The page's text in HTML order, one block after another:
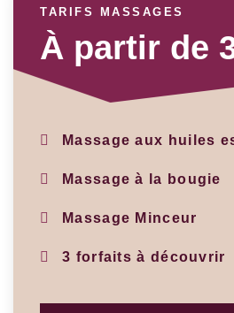
TARIFS MASSAGES
À partir de
Massage aux huiles
Massage à la bougie
Massage Minceur
3 forfaits à découvrir